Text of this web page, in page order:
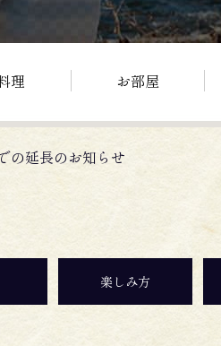
理 お部屋
の延長のお知らせ
楽しみ方